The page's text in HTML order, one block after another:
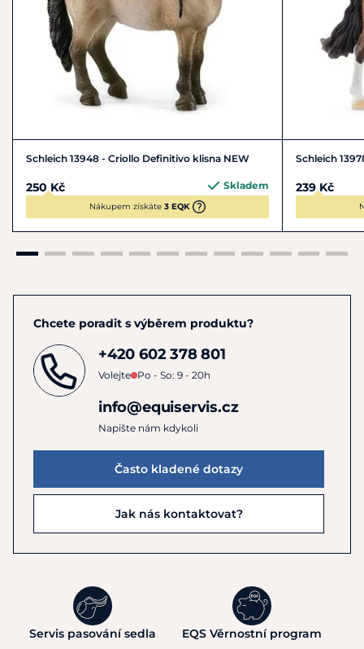
Schleich 13948 - Criollo Definitivo klisna NEW
250 Kč Skladem
Nákupem získáte 3 EQK
Schleich
239 Kč
Chcete poradit s výběrem produktu?
+420 602 378 801
Volejte Po - So: 9 - 20h
info@equiservis.cz
Napište nám kdykoli
Často kladené dotazy
Jak nás kontaktovat?
Servis pasování sedla EQS Věrnostní program